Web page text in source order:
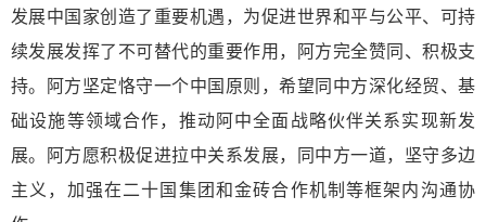
发展中国家创造了重要机遇，为促进世界和平与公平、可持
续发展发挥了不可替代的重要作用，阿方完全赞同、积极支
持。阿方坚定恪守一个中国原则，希望同中方深化经贸、基
础设施等领域合作，推动阿中全面战略伙伴关系实现新发
展。阿方愿积极促进拉中关系发展，同中方一道，坚守多边
主义，加强在二十国集团和金砖合作机制等框架内沟通协